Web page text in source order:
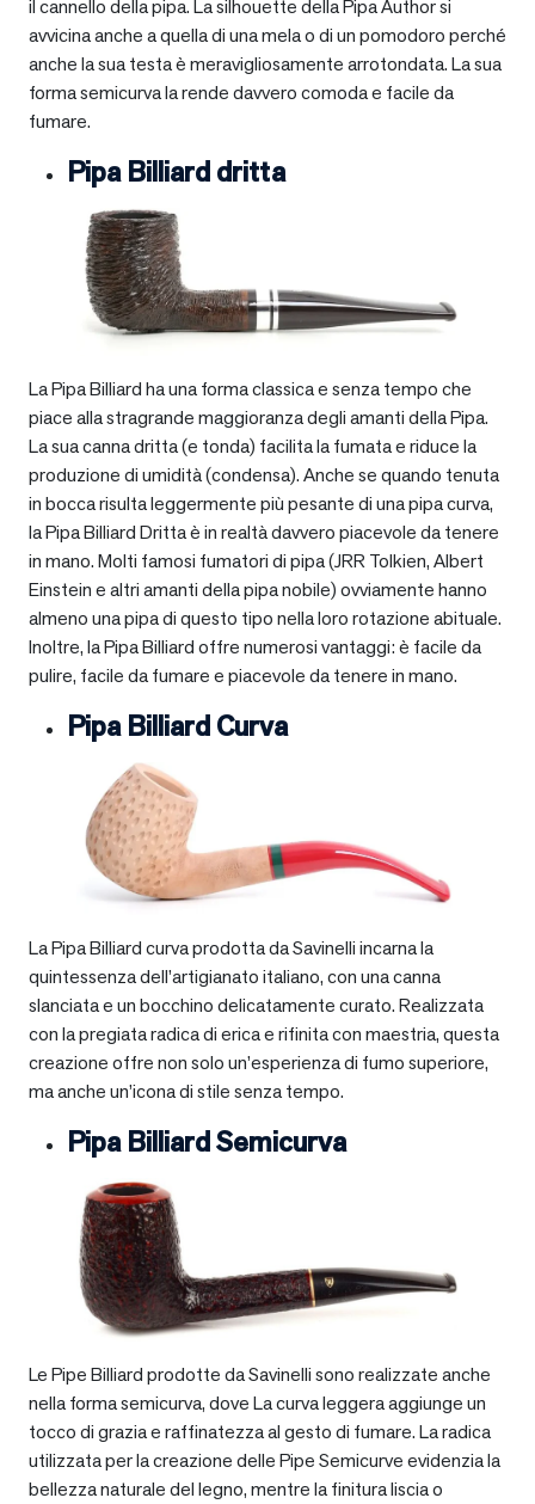
il cannello della pipa. La silhouette della Pipa Author si
avvicina anche a quella di una mela o di un pomodoro perché
anche la sua testa è meravigliosamente arrotondata. La sua
forma semicurva la rende davvero comoda e facile da
fumare.
Pipa Billiard dritta
La Pipa Billiard ha una forma classica e senza tempo che
piace alla stragrande maggioranza degli amanti della Pipa.
La sua canna dritta (e tonda) facilita la fumata e riduce la
produzione di umidità (condensa). Anche se quando tenuta
in bocca risulta leggermente più pesante di una pipa curva,
la Pipa Billiard Dritta è in realtà davvero piacevole da tenere
in mano. Molti famosi fumatori di pipa (JRR Tolkien, Albert
Einstein e altri amanti della pipa nobile) ovviamente hanno
almeno una pipa di questo tipo nella loro rotazione abituale.
Inoltre, la Pipa Billiard offre numerosi vantaggi: è facile da
pulire, facile da fumare e piacevole da tenere in mano.
Pipa Billiard Curva
La Pipa Billiard curva prodotta da Savinelli incarna la
quintessenza dell’artigianato italiano, con una canna
slanciata e un bocchino delicatamente curato. Realizzata
con la pregiata radica di erica e rifinita con maestria, questa
creazione offre non solo un’esperienza di fumo superiore,
ma anche un’icona di stile senza tempo.
Pipa Billiard Semicurva
Le Pipe Billiard prodotte da Savinelli sono realizzate anche
nella forma semicurva, dove La curva leggera aggiunge un
tocco di grazia e raffinatezza al gesto di fumare. La radica
utilizzata per la creazione delle Pipe Semicurve evidenzia la
bellezza naturale del legno, mentre la finitura liscia o